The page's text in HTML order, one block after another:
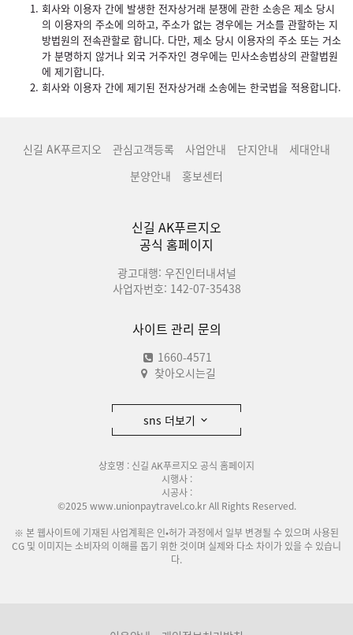
회사와 이용자 간에 발생한 전자상거래 분쟁에 관한 소송은 제소 당시
의 이용자의 주소에 의하고, 주소가 없는 경우에는 거소를 관할하는 지
방법원의 전속관할로 합니다. 다만, 제소 당시 이용자의 주소 또는 거소
가 분명하지 않거나 외국 거주자인 경우에는 민사소송법상의 관할법원
에 제기합니다.
회사와 이용자 간에 제기된 전자상거래 소송에는 한국법을 적용합니다.
신길 AK푸르지오 관심고객등록 사업안내 단지안내
세대안내
분양안내
홍보센터
신길 AK푸르지오
공식 홈페이지
광고대행: 우진인터내셔널
사업자번호: 142-07-35438
사이트 관리 문의
1660-4571
찾아오시는길
sns 더보기
상호명 : 신길 AK푸르지오 공식 홈페이지
시행사 :
시공사 :
©2025 www.unionpaytravel.co.kr All Rights Reserved.
※ 본 웹사이트에 기재된 사업계획은 인•허가 과정에서 일부 변경될 수 있으며 사용된
CG 및 이미지는 소비자의 이해를 돕기 위한 것이며 실제와 다소 차이가 있을 수 있습니
다.